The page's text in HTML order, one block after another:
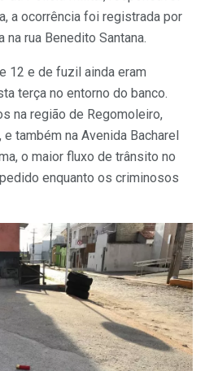
a ocorrência foi registrada por
rua Benedito Santana.
12 e de fuzil ainda eram
terça no entorno do banco.
na região de Regomoleiro,
também na Avenida Bacharel
o maior fluxo de trânsito no
enquanto os criminosos